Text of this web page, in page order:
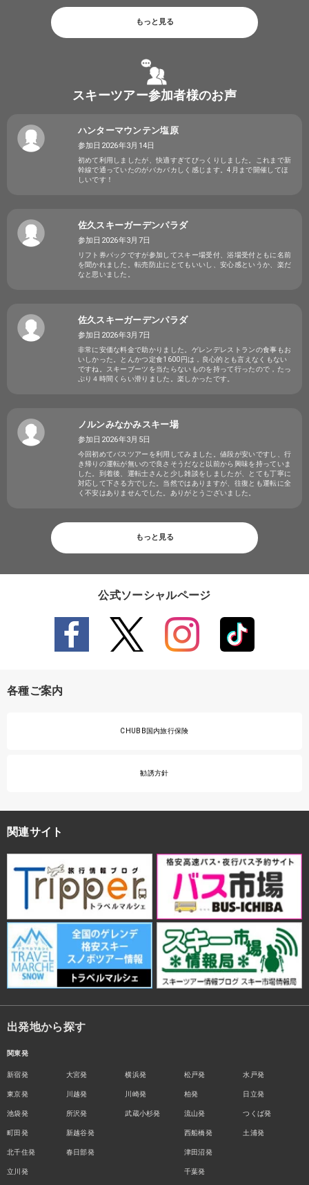
もっと見る
スキーツアー参加者様のお声
ハンターマウンテン塩原
参加日2026年3月14日
初めて利用しましたが、快適すぎてびっくりしました。これまで新
幹線で通っていたのがバカバカしく感じます。4月まで開催してほ
しいです！
佐久スキーガーデンパラダ
参加日2026年3月7日
リフト券パックですが参加してスキー場受付、浴場受付ともに名前
を聞かれました。転売防止にとてもいいし、安心感というか、楽だ
なと思いました。
佐久スキーガーデンパラダ
参加日2026年3月7日
非常に安価な料金で助かりました。ゲレンデレストランの食事もお
いしかった。とんかつ定食1600円は，良心的とも言えなくもない
ですね。スキーブーツを当たらないものを持って行ったので，たっ
ぷり４時間くらい滑りました。楽しかったです。
ノルンみなかみスキー場
参加日2026年3月5日
今回初めてバスツアーを利用してみました。値段が安いですし、行
き帰りの運転が無いので良さそうだなと以前から興味を持っていま
した。到着後、運転士さんと少し雑談をしましたが、とても丁寧に
対応して下さる方でした。当然ではありますが、往復とも運転に全
く不安はありませんでした。ありがとうございました。
もっと見る
公式ソーシャルページ
各種ご案内
CHUBB国内旅行保険
勧誘方針
関連サイト
出発地から探す
関東発
新宿発
東京発
池袋発
町田発
北千住発
立川発
大宮発
川越発
所沢発
新越谷発
春日部発
横浜発
川崎発
武蔵小杉発
松戸発
柏発
流山発
西船橋発
津田沼発
千葉発
水戸発
日立発
つくば発
土浦発